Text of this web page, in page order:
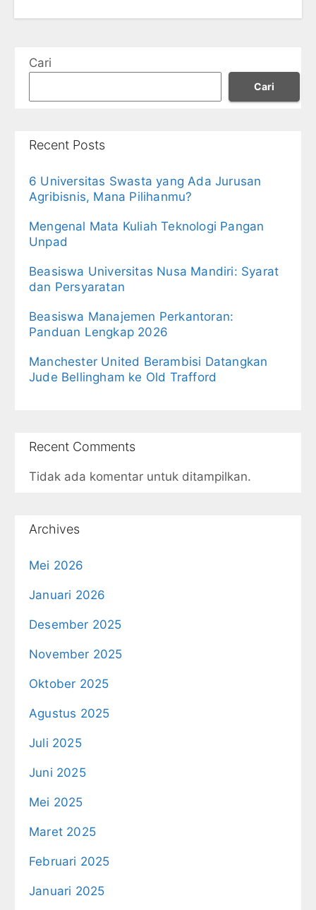
Cari
Cari
Recent Posts
6 Universitas Swasta yang Ada Jurusan
Agribisnis, Mana Pilihanmu?
Mengenal Mata Kuliah Teknologi Pangan
Unpad
Beasiswa Universitas Nusa Mandiri: Syarat
dan Persyaratan
Beasiswa Manajemen Perkantoran:
Panduan Lengkap 2026
Manchester United Berambisi Datangkan
Jude Bellingham ke Old Trafford
Recent Comments
Tidak ada komentar untuk ditampilkan.
Archives
Mei 2026
Januari 2026
Desember 2025
November 2025
Oktober 2025
Agustus 2025
Juli 2025
Juni 2025
Mei 2025
Maret 2025
Februari 2025
Januari 2025